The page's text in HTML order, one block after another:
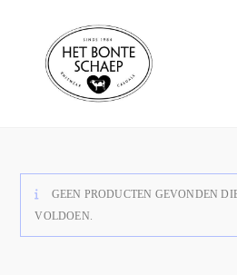
GEEN PRODUCTEN GEVONDEN
VOLDOEN.